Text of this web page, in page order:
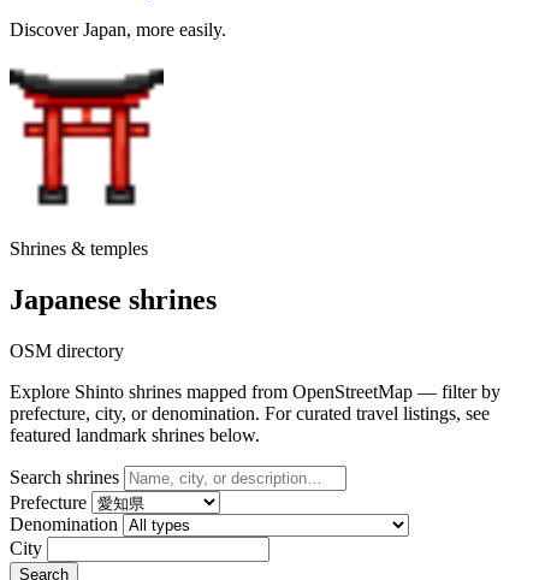
Discover Japan, more easily.
Shrines & temples
Japanese shrines
OSM directory
Explore Shinto shrines mapped from OpenStreetMap — filter by
prefecture, city, or denomination. For curated travel listings, see
featured landmark shrines below.
Search shrines
Prefecture
Denomination
City
Search